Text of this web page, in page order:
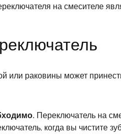
на смесителе
или раковины может
Переключатель на
когда вы чистите